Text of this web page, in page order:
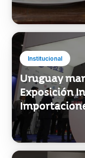
Institucional
Uruguay
Exposición
Exportaciones